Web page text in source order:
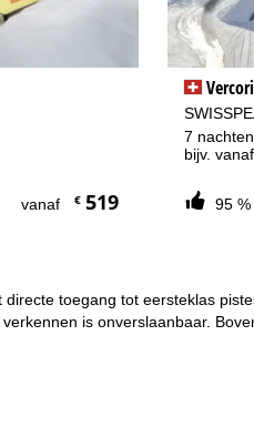
vanaf €519
7
bijv.
95 %
toegang tot eersteklas
is onverslaanbaar.